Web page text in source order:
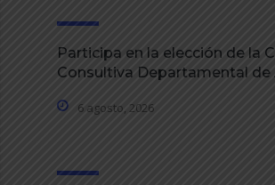
Participa en la elección de la
Consultiva Departamental de
6 agosto, 2026